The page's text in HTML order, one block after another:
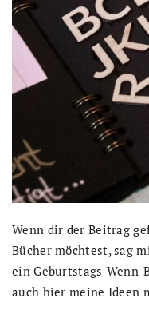
Wenn dir der Beitrag
Bücher möchtest, sag
ein Geburtstags-
auch hier meine Ideen